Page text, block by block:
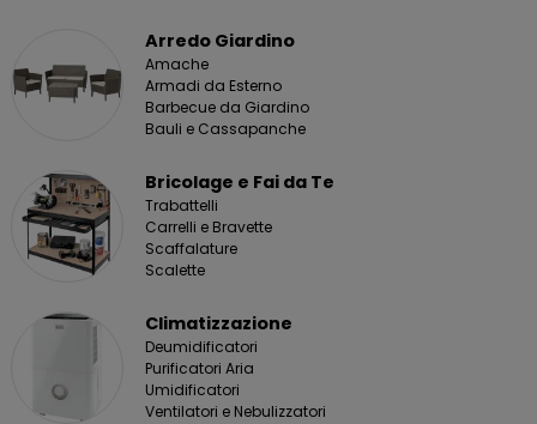
Arredo Giardino
Amache
Armadi da Esterno
Barbecue da Giardino
Bauli e Cassapanche
Bricolage e Fai da Te
Trabattelli
Carrelli e Bravette
Scaffalature
Scalette
Climatizzazione
Deumidificatori
Purificatori Aria
Umidificatori
Ventilatori e Nebulizzatori